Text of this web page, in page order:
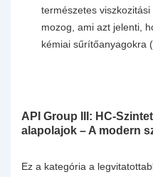
természetes
mozog, ami azt jelenti,
kémiai sűrítőanyagokra
API Group III: HC-
alapolajok – A modern
Ez a kategória a